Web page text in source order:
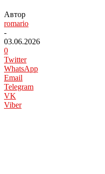
Автор
romario
-
03.06.2026
0
Twitter
WhatsApp
Email
Telegram
VK
Viber